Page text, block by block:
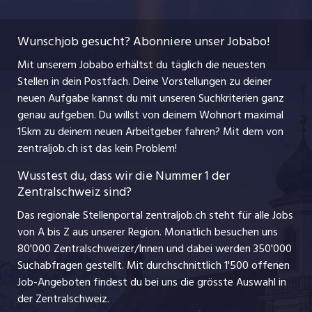
Freelance Jobs
Praktika
Lehrstellen
Ferienjobs
Führungspositionen
Jobline
Nutzungsbedingungen
Impressum
jobbasel.ch
jobbern.ch
jobmittelland.ch
schaffu.ch (VS)
ajourjob.ch
Wunschjob gesucht? Abonniere unser Jobabo!
Mit unserem Jobabo erhältst du täglich die neuesten
Stellen in dein Postfach. Deine Vorstellungen zu deiner
neuen Aufgabe kannst du mit unseren Suchkriterien ganz
genau aufgeben. Du willst von deinem Wohnort maximal
15km zu deinem neuen Arbeitgeber fahren? Mit demvon
zentraljob.ch ist das kein Problem!
Wusstest du, dass wir die Nummer 1 der
Zentralschweiz sind?
Das regionale Stellenportal zentraljob.ch steht für alle Jobs
von A bis Z aus unserer Region. Monatlich besuchen uns
80'000 Zentralschweizer/Innen und dabei werden 350'000
Suchabfragen gestellt. Mit durchschnittlich 1'500 offenen
Job-Angeboten findest du bei uns die grösste Auswahl in
der Zentralschweiz.